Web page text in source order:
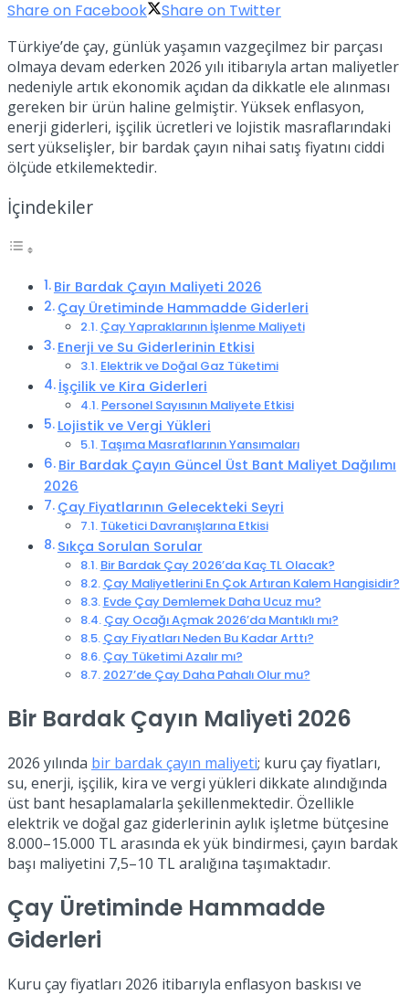
Share on Facebook
Share on Twitter
Türkiye’de çay, günlük yaşamın vazgeçilmez bir parçası
olmaya devam ederken 2026 yılı itibarıyla artan maliyetler
nedeniyle artık ekonomik açıdan da dikkatle ele alınması
gereken bir ürün haline gelmiştir. Yüksek enflasyon,
enerji giderleri, işçilik ücretleri ve lojistik masraflarındaki
sert yükselişler, bir bardak çayın nihai satış fiyatını ciddi
ölçüde etkilemektedir.
İçindekiler
Bir Bardak Çayın Maliyeti 2026
Çay Üretiminde Hammadde Giderleri
Çay Yapraklarının İşlenme Maliyeti
Enerji ve Su Giderlerinin Etkisi
Elektrik ve Doğal Gaz Tüketimi
İşçilik ve Kira Giderleri
Personel Sayısının Maliyete Etkisi
Lojistik ve Vergi Yükleri
Taşıma Masraflarının Yansımaları
Bir Bardak Çayın Güncel Üst Bant Maliyet Dağılımı
2026
Çay Fiyatlarının Gelecekteki Seyri
Tüketici Davranışlarına Etkisi
Sıkça Sorulan Sorular
Bir Bardak Çay 2026’da Kaç TL Olacak?
Çay Maliyetlerini En Çok Artıran Kalem Hangisidir?
Evde Çay Demlemek Daha Ucuz mu?
Çay Ocağı Açmak 2026’da Mantıklı mı?
Çay Fiyatları Neden Bu Kadar Arttı?
Çay Tüketimi Azalır mı?
2027’de Çay Daha Pahalı Olur mu?
Bir Bardak Çayın Maliyeti 2026
2026 yılında bir bardak çayın maliyeti; kuru çay fiyatları,
su, enerji, işçilik, kira ve vergi yükleri dikkate alındığında
üst bant hesaplamalarla şekillenmektedir. Özellikle
elektrik ve doğal gaz giderlerinin aylık işletme bütçesine
8.000–15.000 TL arasında ek yük bindirmesi, çayın bardak
başı maliyetini 7,5–10 TL aralığına taşımaktadır.
Çay Üretiminde Hammadde
Giderleri
Kuru çay fiyatları 2026 itibarıyla enflasyon baskısı ve